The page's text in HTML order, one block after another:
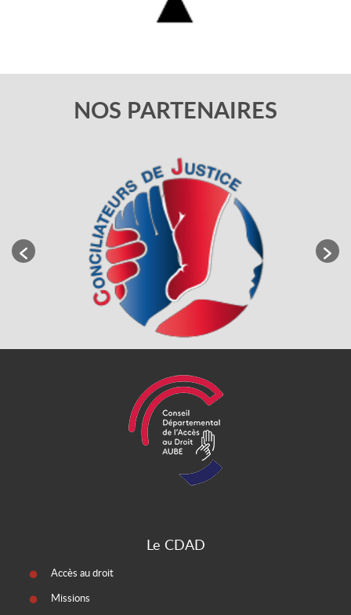
NOS PARTENAIRES
Le CDAD
Accès au droit
Missions